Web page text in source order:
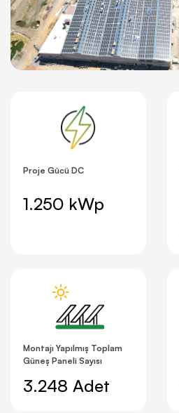
Proje Gücü DC
1.250 kWp
Montajı Yapılmış Toplam
Güneş Paneli Sayısı
3.248 Adet